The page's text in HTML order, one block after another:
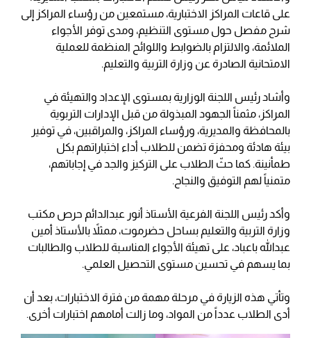
على قاعات المراكز الاختبارية، مستمعين من رؤساء المراكز إلى
شرح مفصل حول مستوى التنظيم، ومدى توفر الأجواء
الملائمة، والالتزام بالضوابط واللوائح المنظمة للعملية
الامتحانية الصادرة عن وزارة التربية والتعليم.
وأشاد رئيس اللجنة الوزارية بمستوى الإعداد والتهيئة في
المراكز، مثمناً الجهود المبذولة من قبل الإدارات التربوية
بالمحافظة والمديرية، ورؤساء المراكز، والمراقبين، في توفير
بيئة هادئة ومحفزة تضمن للطلاب أداء اختباراتهم بكل
طمأنينة. كما حثّ الطلاب على التركيز والجد في إجاباتهم،
متمنياً لهم التوفيق والنجاح.
وأكد رئيس اللجنة الفرعية الأستاذ أنور عبدالدائم حرص مكتب
وزارة التربية والتعليم بساحل حضرموت، ممثلاً بالأستاذ أمين
عبدالله باعباد، على تهيئة الأجواء المناسبة للطلاب والطالبات
بما يسهم في تحسين مستوى التحصيل العلمي.
وتأتي هذه الزيارة في مرحلة مهمة من فترة الاختبارات، بعد أن
أدى الطلاب عدداً من المواد، وما زالت أمامهم اختبارات أخرى.